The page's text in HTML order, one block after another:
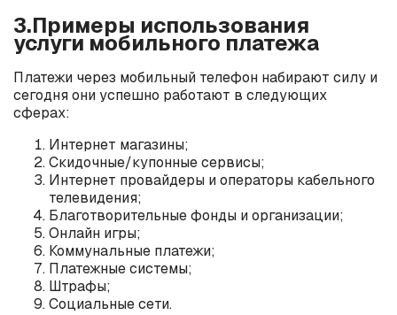
3.Примеры использования
услуги мобильного платежа
Платежи через мобильный телефон набирают силу и
сегодня они успешно работают в следующих
сферах:
Интернет магазины;
Скидочные/купонные сервисы;
Интернет провайдеры и операторы кабельного
телевидения;
Благотворительные фонды и организации;
Онлайн игры;
Коммунальные платежи;
Платежные системы;
Штрафы;
Социальные сети.